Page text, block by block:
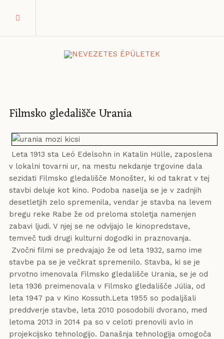
Filmsko gledališče Urania
Leta 1913 sta Leó Edelsohn in Katalin Hülle, zaposlena
v lokalni tovarni ur, na mestu nekdanje trgovine dala
sezidati Filmsko gledališče Monošter, ki od takrat v tej
stavbi deluje kot kino. Podoba naselja se je v zadnjih
desetletjih zelo spremenila, vendar je stavba na levem
bregu reke Rabe že od preloma stoletja namenjen
zabavi ljudi. V njej se ne odvijajo le kinopredstave,
temveč tudi drugi kulturni dogodki in praznovanja.
Zvočni filmi se predvajajo že od leta 1932, samo ime
stavbe pa se je večkrat spremenilo. Stavba, ki se je
prvotno imenovala Filmsko gledališče Urania, se je od
leta 1936 preimenovala v Filmsko gledališče Júlia, od
leta 1947 pa v Kino Kossuth.Leta 1955 so podaljšali
preddverje stavbe, leta 2010 posodobili dvorano, med
letoma 2013 in 2014 pa so v celoti prenovili avlo in
projekcijsko tehnologijo. Današnja tehnologija omogoča